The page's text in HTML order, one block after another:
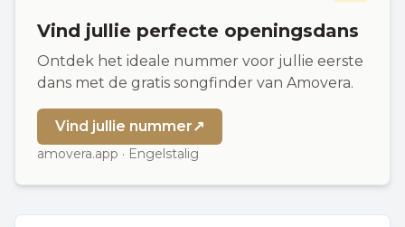
Vind jullie perfecte openingsdans
Ontdek het ideale nummer voor jullie eerste
dans met de gratis songfinder van Amovera.
Vind jullie nummer↗
amovera.app · Engelstalig